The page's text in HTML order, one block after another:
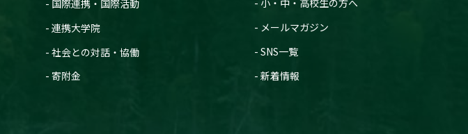
国際連携・国際活動
連携大学院
社会との対話・協働
寄附金
小・中・高校生の方へ
メールマガジン
SNS一覧
新着情報